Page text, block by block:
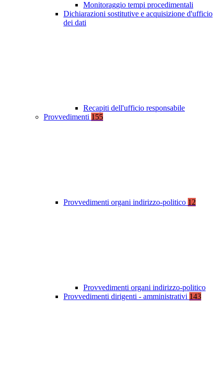
Monitoraggio tempi procedimentali
Dichiarazioni sostitutive e acquisizione d'ufficio
dei dati
Recapiti dell'ufficio responsabile
Provvedimenti 155
Provvedimenti organi indirizzo-politico 12
Provvedimenti organi indirizzo-politico
Provvedimenti dirigenti - amministrativi 143